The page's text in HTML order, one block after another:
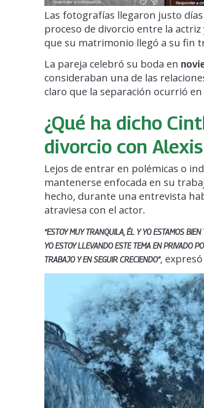
Las fotografías llegaron justo
proceso de divorcio entre la
que su matrimonio llegó a su fin
La pareja celebró su boda en
consideraban una de las
claro que la separación ocurrió
¿Qué ha dicho
divorcio con
Lejos de entrar en polémicas o
mantenerse enfocada en su
hecho, durante una entrevista
atraviesa con el actor.
“ESTOY MUY TRANQUILA, ÉL Y YO ESTAMOS
YO ESTOY LLEVANDO ESTE TEMA EN PRIVADO
TRABAJO Y EN SEGUIR CRECIENDO”,